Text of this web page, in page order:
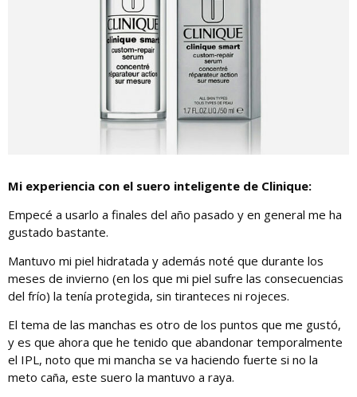
Mi experiencia con el suero inteligente de Clinique:
Empecé a usarlo a finales del año pasado y en general me ha
gustado bastante.
Mantuvo mi piel hidratada y además noté que durante los
meses de invierno (en los que mi piel sufre las consecuencias
del frío) la tenía protegida, sin tiranteces ni rojeces.
El tema de las manchas es otro de los puntos que me gustó,
y es que ahora que he tenido que abandonar temporalmente
el IPL, noto que mi mancha se va haciendo fuerte si no la
meto caña, este suero la mantuvo a raya.